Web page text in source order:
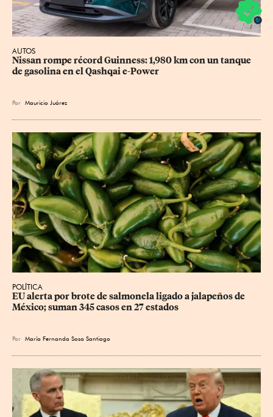
AUTOS
Nissan rompe récord Guinness: 1,980 km con un tanque
de gasolina en el Qashqai e-Power
Por Mauricio Juárez
POLÍTICA
EU alerta por brote de salmonela ligado a jalapeños de
México; suman 345 casos en 27 estados
Por María Fernanda Sosa Santiago